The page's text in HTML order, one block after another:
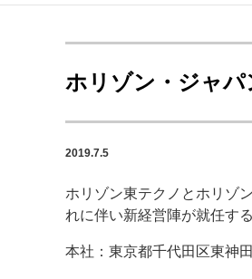
インデックス
TOP 新着記事 特集
カテゴリー一覧
新商品 新製品 ＡＩ・デジ
特集記事カテゴリー一覧
特集・デジタル印刷 アイデア
特集・デジタル印刷 ～ 新成長
ホリゾン・ジャ
2019.7.5
ホリゾン東テクノとホリゾ
れに伴い新経営陣が就任する
本社：東京都千代田区東神